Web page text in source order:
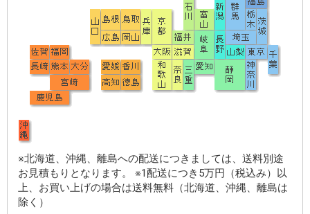
※北海道、沖縄、離島への配送につきましては、送料別途
お見積もりとなります。 ※1配送につき5万円（税込み）以
上、お買い上げの場合は送料無料（北海道、沖縄、離島は
除く）